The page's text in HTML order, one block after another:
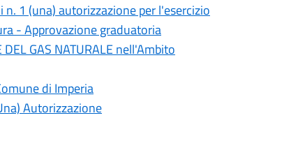
1 (una) autorizzazione per l'esercizio
- Approvazione graduatoria
GAS NATURALE nell'Ambito
di Imperia
Autorizzazione